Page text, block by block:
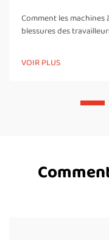
Comment les machines
blessures des
cerclage. Lorsque les
caisses toute la
VOIR PLUS